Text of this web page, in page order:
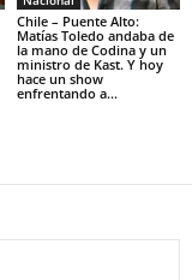
Chile – Puente Alto:
Matías Toledo andaba de
la mano de Codina y un
ministro de Kast. Y hoy
hace un show
enfrentando a...